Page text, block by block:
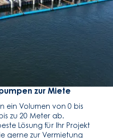
zur Miete
ein Volumen von 0 bis
zu 20 Meter ab.
Lösung für Ihr Projekt
gerne zur Vermietung